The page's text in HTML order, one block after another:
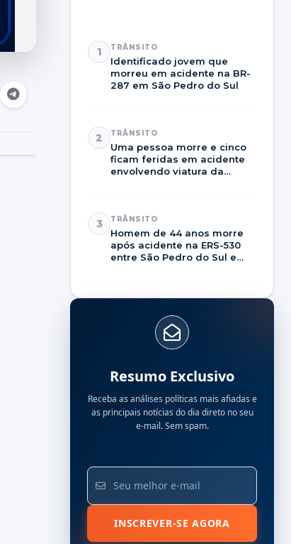
1 TRÂNSITO
Identificado jovem que
morreu em acidente na BR-
287 em São Pedro do Sul
2 TRÂNSITO
Uma pessoa morre e cinco
ficam feridas em acidente
envolvendo viatura da
3 TRÂNSITO
Homem de 44 anos morre
após acidente na ERS-530
entre São Pedro do Sul e
Resumo Exclusivo
Receba as análises políticas mais afiadas e
as principais notícias do dia direto no seu
e-mail. Sem spam.
INSCREVER-SE AGORA